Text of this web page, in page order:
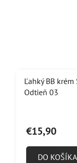
Ľahký BB
Odtieň 03
€15,90
DO KOŠÍKA